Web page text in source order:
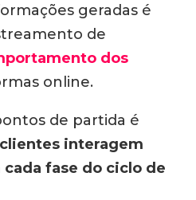
geradas é
de
dos
online.
de partida é
interagem
fase do ciclo de